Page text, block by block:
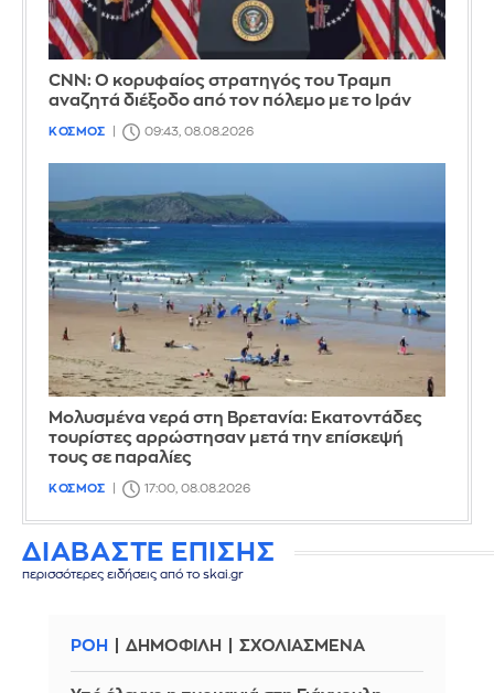
CNN: Ο κορυφαίος στρατηγός του Τραμπ
αναζητά διέξοδο από τον πόλεμο με το Ιράν
ΚΟΣΜΟΣ 09:43, 08.08.2026
Μολυσμένα νερά στη Βρετανία: Εκατοντάδες
τουρίστες αρρώστησαν μετά την επίσκεψή
τους σε παραλίες
ΚΟΣΜΟΣ 17:00, 08.08.2026
ΔΙΑΒΑΣΤΕ ΕΠΙΣΗΣ
περισσότερες ειδήσεις από το skai.gr
ΡΟΗ ΔΗΜΟΦΙΛΗ ΣΧΟΛΙΑΣΜΕΝΑ